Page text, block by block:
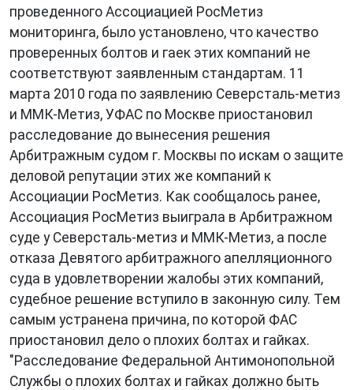
проведенного Ассоциацией РосМетиз
мониторинга, было установлено, что качество
проверенных болтов и гаек этих компаний не
соответствуют заявленным стандартам. 11
марта 2010 года по заявлению Северсталь-метиз
и ММК-Метиз, УФАС по Москве приостановил
расследование до вынесения решения
Арбитражным судом г. Москвы по искам о защите
деловой репутации этих же компаний к
Ассоциации РосМетиз. Как сообщалось ранее,
Ассоциация РосМетиз выиграла в Арбитражном
суде у Северсталь-метиз и ММК-Метиз, а после
отказа Девятого арбитражного апелляционного
суда в удовлетворении жалобы этих компаний,
судебное решение вступило в законную силу. Тем
самым устранена причина, по которой ФАС
приостановил дело о плохих болтах и гайках.
"Расследование Федеральной Антимонопольной
Службы о плохих болтах и гайках должно быть